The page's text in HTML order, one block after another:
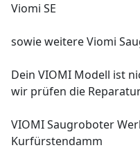
Viomi SE
sowie weitere Viomi
Dein VIOMI Modell ist
wir prüfen die
VIOMI Saugroboter
Kurfürstendamm